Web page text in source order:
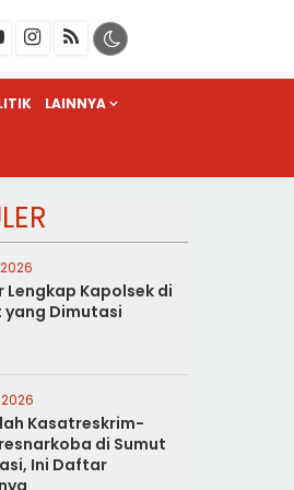
LAINNYA
Lengkap Kapolsek di
yang Dimutasi
Kasatreskrim-
di Sumut
Ini Daftar